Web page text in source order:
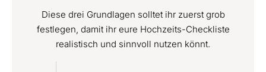
Diese drei Grundlagen solltet ihr zuerst grob
festlegen, damit ihr eure Hochzeits-Checkliste
realistisch und sinnvoll nutzen könnt.